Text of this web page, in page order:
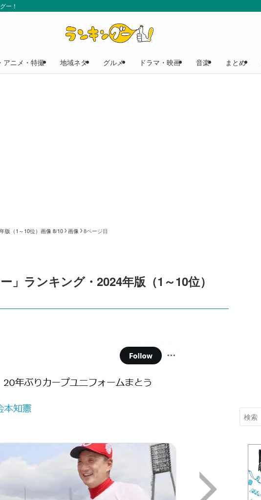
ー！
アニメ・特撮 地域ネタ グルメ ドラマ・映画 音楽 まとめ
版（1～10位）画像 8/10 画像 8ページ目
」ランキング・2024年版（1～10位）